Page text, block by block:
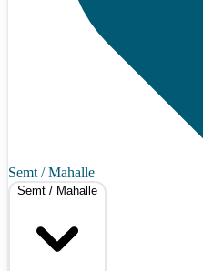
Semt / Mahalle
Semt / Mahalle